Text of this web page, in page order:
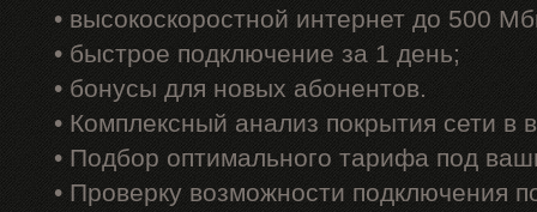
• высокоскоростной интернет до 500
• быстрое подключение за 1 день;
• бонусы для новых абонентов.
• Комплексный анализ покрытия сети в
• Подбор оптимального тарифа под
• Проверку возможности подключения